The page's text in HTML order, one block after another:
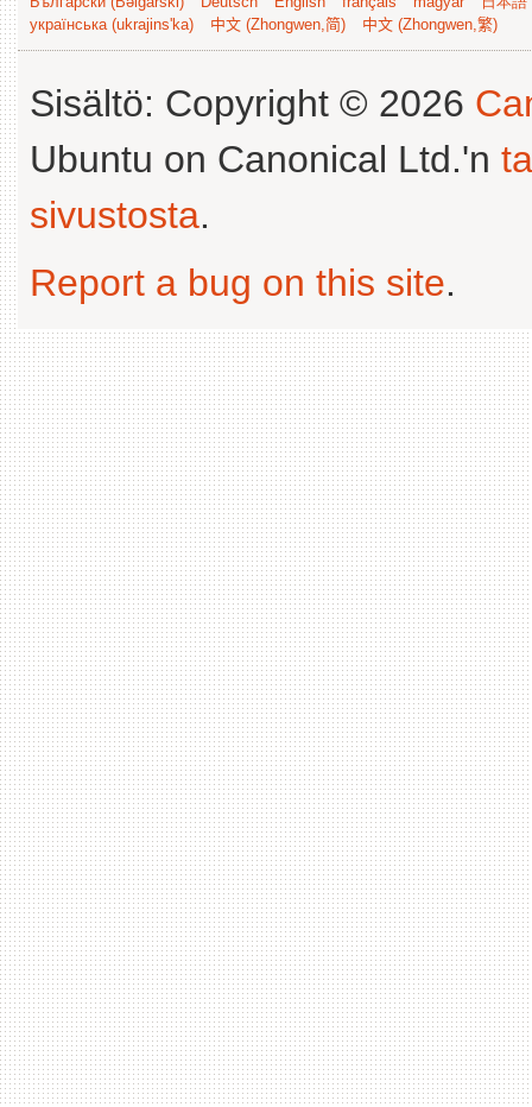
українська (ukrajins'ka)
中文 (Zhongwen,简) 中文 (Zhongwen,繁)
Sisältö: Copyright © 2026
Ubuntu on Canonical Ltd.'n
sivustosta.
Report a bug on this site.